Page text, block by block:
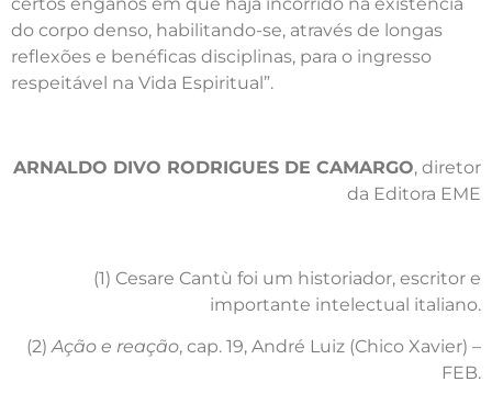
do corpo denso, habilitando-se, através de longas
reflexões e benéficas disciplinas, para o ingresso
respeitável na Vida Espiritual”.
ARNALDO DIVO RODRIGUES DE CAMARGO, diretor
da Editora EME
(1) Cesare Cantù foi um historiador, escritor e
importante intelectual italiano.
(2)Ação e reação, cap. 19, André Luiz (Chico Xavier) –
FEB.